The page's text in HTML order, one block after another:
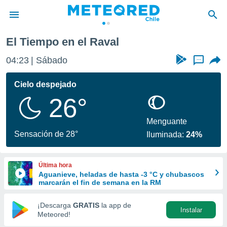
de
por
se
calidad.
a este
las
y
forma
digital
basada
El Tiempo en el Raval
04:23 Sábado ...
Cielo despejado
26°
Sensación de 28°
Menguante
Iluminada:24%
Última hora
Aguanieve, heladas de hasta -3 °C y chubascos
marcarán el fin de semana en la RM
¡Descarga GRATIS la app de
Meteored!
Instalar